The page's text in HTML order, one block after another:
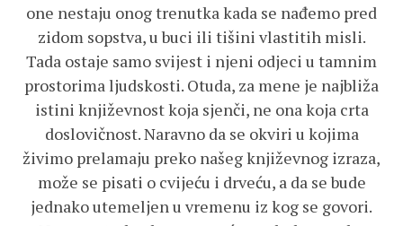
one nestaju onog trenutka kada se nađemo pred
zidom sopstva, u buci ili tišini vlastitih misli.
Tada ostaje samo svijest i njeni odjeci u tamnim
prostorima ljudskosti. Otuda, za mene je najbliža
istini književnost koja sjenči, ne ona koja crta
doslovičnost. Naravno da se okviri u kojima
živimo prelamaju preko našeg književnog izraza,
može se pisati o cvijeću i drveću, a da se bude
jednako utemeljen u vremenu iz kog se govori.